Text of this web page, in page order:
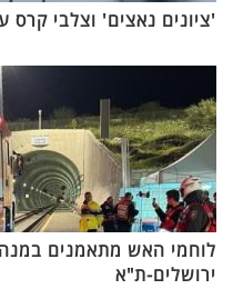
'ציונים נאצים' וצלבי קרס
לוחמי האש מתאמנים
ירושלים-ת"א